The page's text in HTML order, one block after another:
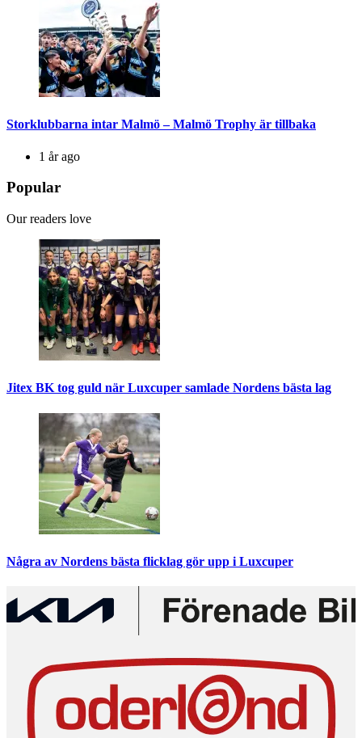
Storklubbarna intar Malmö – Malmö Trophy är tillbaka
1 år ago
Popular
Our readers love
Jitex BK tog guld när Luxcuper samlade Nordens bästa lag
Några av Nordens bästa flicklag gör upp i Luxcuper